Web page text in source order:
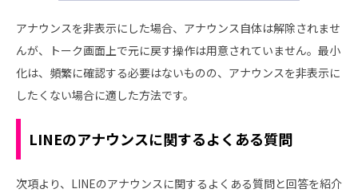
アナウンスを非表示にした場合、アナウンス自体は解除されませ
んが、トーク画面上で元に戻す操作は用意されていません。最小
化は、頻繁に確認する必要はないものの、アナウンスを非表示に
したくない場合に適した方法です。
LINEのアナウンスに関するよくある質問
次項より、LINEのアナウンスに関するよくある質問と回答を紹介